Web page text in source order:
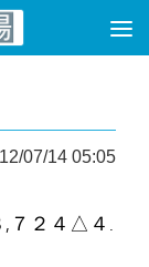
07/14 05:05
,７２４△４.